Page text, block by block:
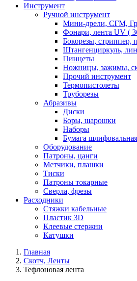
Инструмент
Ручной инструмент
Мини-дрели, СГМ,
Фонари, лента UV (
Бокорезы, cтриппер,
Штангенциркуль,
Пинцеты
Ножницы, зажимы,
Прочий инструмент
Термопистолеты
Труборезы
Абразивы
Диски
Боры, шарошки
Наборы
Бумага шлифовальная
Оборудование
Патроны, цанги
Метчики, плашки
Тиски
Патроны токарные
Сверла, фрезы
Расходники
Стяжки кабельные
Пластик 3D
Клеевые стержни
Катушки
Главная
Скотч, Ленты
Тефлоновая лента